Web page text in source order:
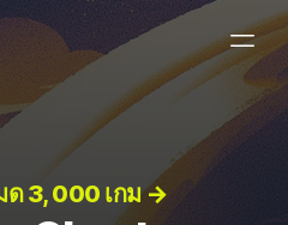
ด 3, 000 เกม →